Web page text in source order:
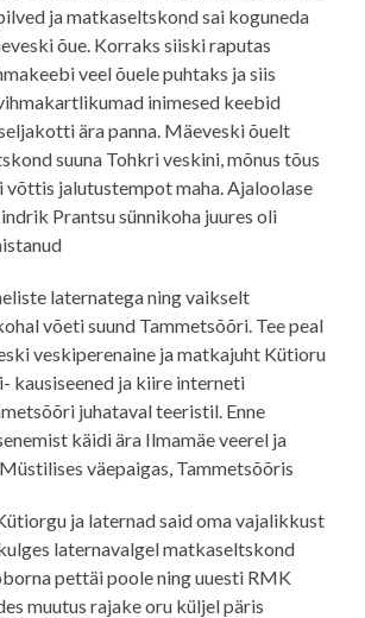
ja matkaseltskond sai koguneda
õue. Korraks siiski raputas
veel õuele puhtaks ja siis
inimesed keebid
ära panna. Mäeveski õuelt
suuna Tohkri veskini, mõnus tõus
võttis jalutustempot maha. Ajaloolase
Prantsu sünnikoha juures oli
laternatega ning vaikselt
võeti suund Tammetsõõri. Tee peal
veskiperenaine ja matkajuht Kütioru
kausiseened ja kiire interneti
juhataval teeristil. Enne
käidi ära Ilmamäe veerel ja
väepaigas, Tammetsõõris
ja laternad said oma vajalikkust
laternavalgel matkaseltskond
pettäi poole ning uuesti RMK
muutus rajake oru küljel päris